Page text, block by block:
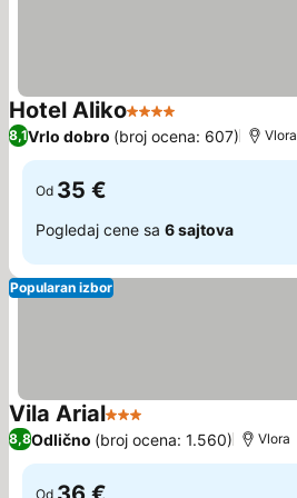
Hotel Aliko4 ZvezdicePogledaj cene
8,1Vrlo dobro (broj ocena: 607) Vlora
Od 35 €
Pogledaj cene sa 6 sajtova
Popularan izbor
Vila Arial3 ZvezdicePogledaj cene
8,8Odlično (broj ocena: 1.560) Vlora
Od